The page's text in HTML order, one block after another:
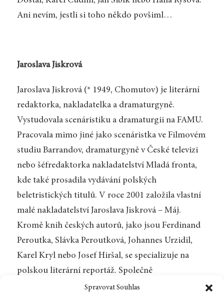
Spravovat Souhlas
Ani nevím, jestli si toho někdo povšiml…
Jaroslava Jiskrová
Jaroslava Jiskrová (* 1949, Chomutov) je literární
redaktorka, nakladatelka a dramaturgyně.
Vystudovala scenáristiku a dramaturgii na FAMU.
Pracovala mimo jiné jako scenáristka ve Filmovém
studiu Barrandov, dramaturgyně v České televizi
nebo šéfredaktorka nakladatelství Mladá fronta,
kde také prosadila vydávání polských
beletristických titulů. V roce 2001 založila vlastní
malé nakladatelství Jaroslava Jiskrová – Máj.
Kromě knih českých autorů, jako jsou Ferdinand
Peroutka, Slávka Peroutková, Johannes Urzidil,
Karel Kryl nebo Josef Hiršal, se specializuje na
polskou literární reportáž. Společně
s nakladatelstvím Dokořán připravila a vydala